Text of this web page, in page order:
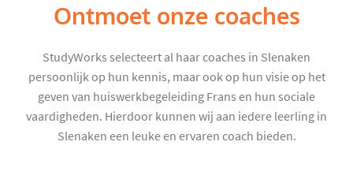
Ontmoet onze coaches
StudyWorks selecteert al haar coaches in Slenaken
persoonlijk op hun kennis, maar ook op hun visie op het
geven van huiswerkbegeleiding Frans en hun sociale
vaardigheden. Hierdoor kunnen wij aan iedere leerling in
Slenaken een leuke en ervaren coach bieden.